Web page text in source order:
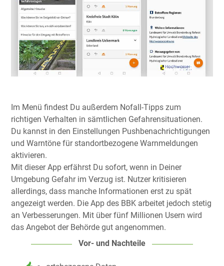
Im Menü findest Du außerdem Nofall-Tipps zum
richtigen Verhalten in sämtlichen Gefahrensituationen.
Du kannst in den Einstellungen Pushbenachrichtigungen
und Warntöne für standortbezogene Warnmeldungen
aktivieren.
Mit dieser App erfährst Du sofort, wenn in Deiner
Umgebung Gefahr im Verzug ist. Nutzer kritisieren
allerdings, dass manche Informationen erst zu spät
angezeigt werden. Die App des BBK arbeitet jedoch stetig
an Verbesserungen. Mit über fünf Millionen Usern wird
das Angebot der Behörde gut angenommen.
Vor- und Nachteile